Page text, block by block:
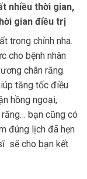
nhiều thời gian,
gian điều trị
trong chỉnh nha.
cho bệnh nhân
chân răng.
tăng tốc điều
hồng ngoại,
bạn cũng có
đúng lịch đã hẹn
sẽ cho bạn kết